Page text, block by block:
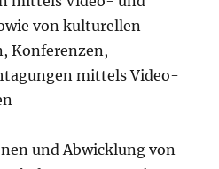
von kulturellen
Konferenzen,
mittels Video-
und Abwicklung von